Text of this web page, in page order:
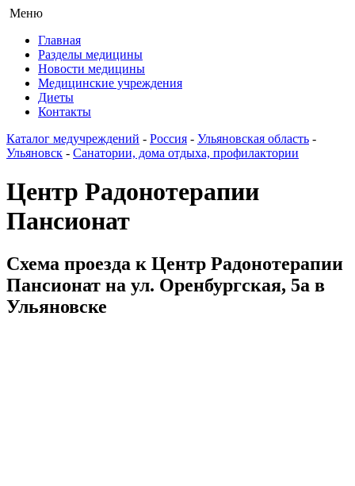
Меню
Главная
Разделы медицины
Новости медицины
Медицинские учреждения
Диеты
Контакты
Каталог медучреждений - Россия - Ульяновская область -
Ульяновск - Санатории, дома отдыха, профилактории
Центр Радонотерапии
Пансионат
Схема проезда к Центр Радонотерапии
Пансионат на ул. Оренбургская, 5а в
Ульяновске